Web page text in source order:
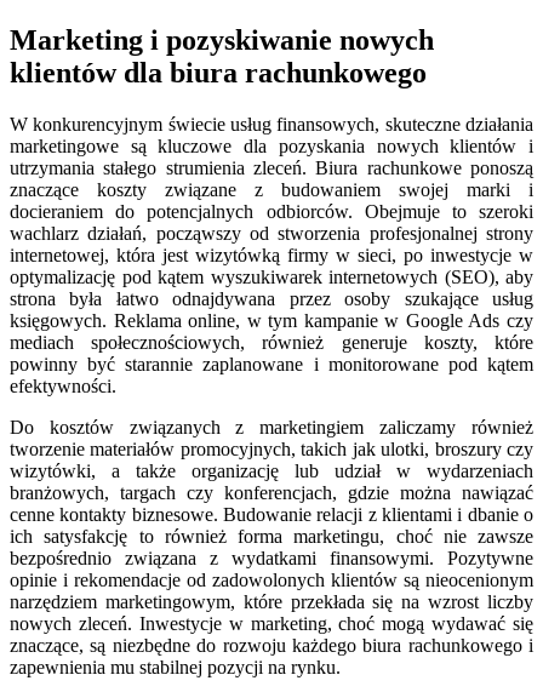
Marketing i pozyskiwanie nowych
klientów dla biura rachunkowego
W konkurencyjnym świecie usług finansowych, skuteczne działania
marketingowe są kluczowe dla pozyskania nowych klientów i
utrzymania stałego strumienia zleceń. Biura rachunkowe ponoszą
znaczące koszty związane z budowaniem swojej marki i
docieraniem do potencjalnych odbiorców. Obejmuje to szeroki
wachlarz działań, począwszy od stworzenia profesjonalnej strony
internetowej, która jest wizytówką firmy w sieci, po inwestycje w
optymalizację pod kątem wyszukiwarek internetowych (SEO), aby
strona była łatwo odnajdywana przez osoby szukające usług
księgowych. Reklama online, w tym kampanie w Google Ads czy
mediach społecznościowych, również generuje koszty, które
powinny być starannie zaplanowane i monitorowane pod kątem
efektywności.
Do kosztów związanych z marketingiem zaliczamy również
tworzenie materiałów promocyjnych, takich jak ulotki, broszury czy
wizytówki, a także organizację lub udział w wydarzeniach
branżowych, targach czy konferencjach, gdzie można nawiązać
cenne kontakty biznesowe. Budowanie relacji z klientami i dbanie o
ich satysfakcję to również forma marketingu, choć nie zawsze
bezpośrednio związana z wydatkami finansowymi. Pozytywne
opinie i rekomendacje od zadowolonych klientów są nieocenionym
narzędziem marketingowym, które przekłada się na wzrost liczby
nowych zleceń. Inwestycje w marketing, choć mogą wydawać się
znaczące, są niezbędne do rozwoju każdego biura rachunkowego i
zapewnienia mu stabilnej pozycji na rynku.